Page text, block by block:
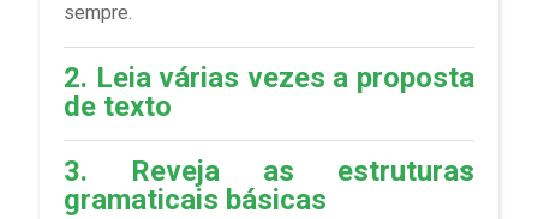
sempre.
2. Leia várias vezes a proposta
de texto
3. Reveja as estruturas
gramaticais básicas